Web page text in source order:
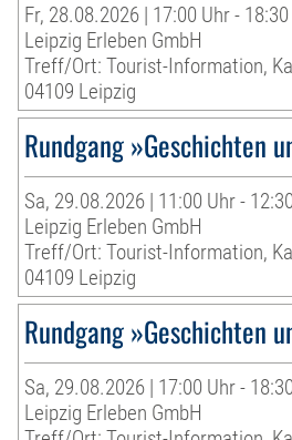
Fr, 28.08.2026 | 17:00 Uhr -
Leipzig Erleben GmbH
Treff/Ort: Tourist-Information,
04109 Leipzig
Rundgang »Geschichten
Sa, 29.08.2026 | 11:00 Uhr -
Leipzig Erleben GmbH
Treff/Ort: Tourist-Information,
04109 Leipzig
Rundgang »Geschichten
Sa, 29.08.2026 | 17:00 Uhr -
Leipzig Erleben GmbH